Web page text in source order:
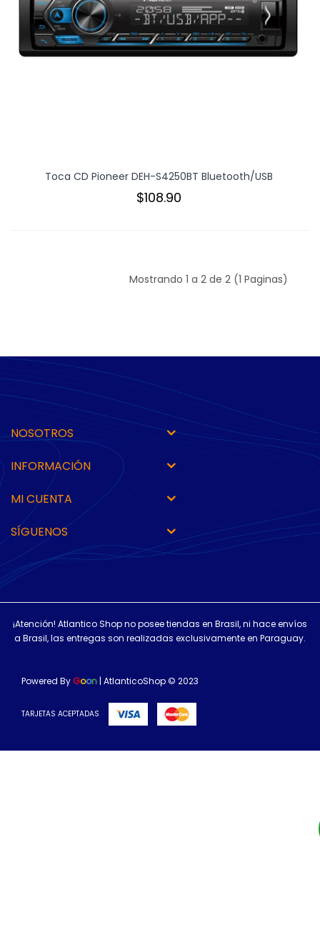
Toca CD Pioneer DEH-S4250BT Bluetooth/USB
$108.90
Mostrando 1 a 2 de 2 (1 Paginas)
NOSOTROS
INFORMACIÓN
MI CUENTA
SÍGUENOS
¡Atención! Atlantico Shop no posee tiendas en Brasil, ni hace envíos
a Brasil, las entregas son realizadas exclusivamente en Paraguay.
Powered By Goon | AtlanticoShop © 2023
TARJETAS ACEPTADAS